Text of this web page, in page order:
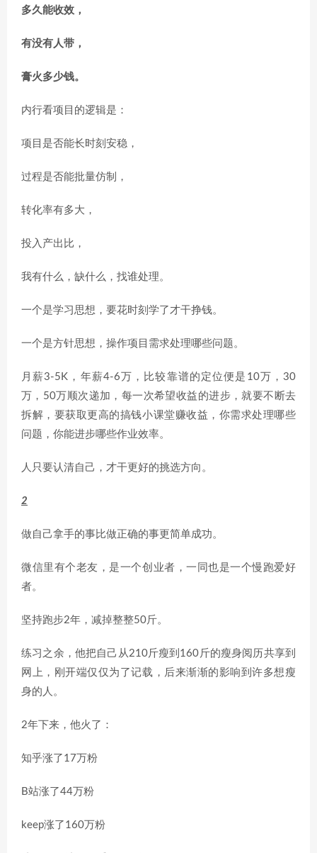
多久能收效，
有没有人带，
膏火多少钱。
内行看项目的逻辑是：
项目是否能长时刻安稳，
过程是否能批量仿制，
转化率有多大，
投入产出比，
我有什么，缺什么，找谁处理。
一个是学习思想，要花时刻学了才干挣钱。
一个是方针思想，操作项目需求处理哪些问题。
月薪3-5K，年薪4-6万，比较靠谱的定位便是10万，30
万，50万顺次递加，每一次希望收益的进步，就要不断去
拆解，要获取更高的搞钱小课堂赚收益，你需求处理哪些
问题，你能进步哪些作业效率。
人只要认清自己，才干更好的挑选方向。
2
做自己拿手的事比做正确的事更简单成功。
微信里有个老友，是一个创业者，一同也是一个慢跑爱好
者。
坚持跑步2年，减掉整整50斤。
练习之余，他把自己从210斤瘦到160斤的瘦身阅历共享到
网上，刚开端仅仅为了记载，后来渐渐的影响到许多想瘦
身的人。
2年下来，他火了：
知乎涨了17万粉
B站涨了44万粉
keep涨了160万粉